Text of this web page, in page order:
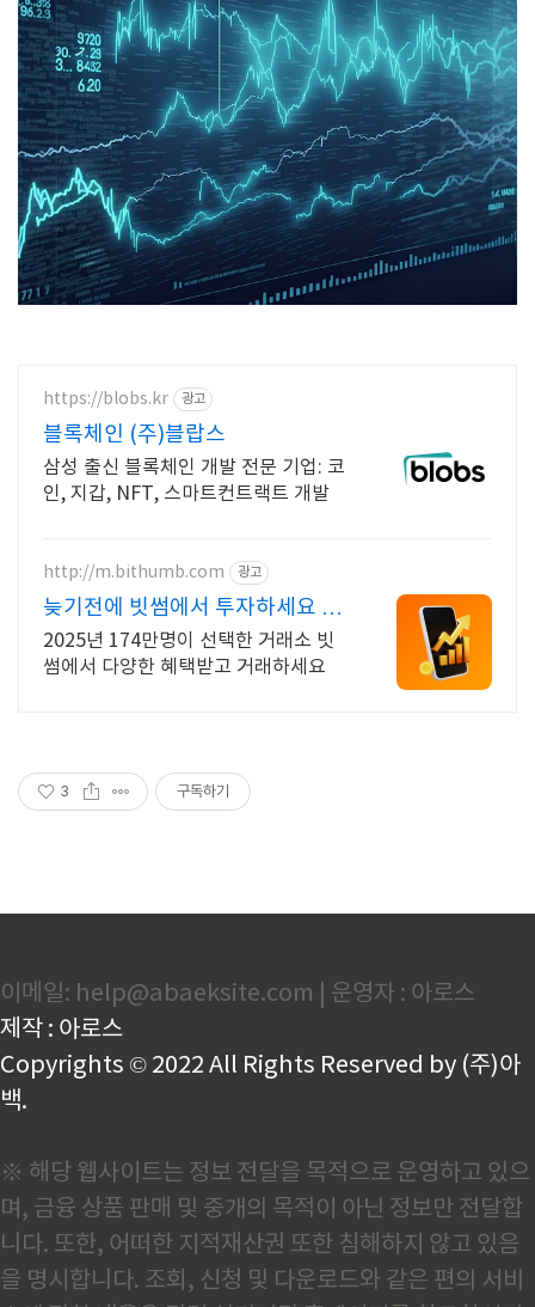
https://blobs.kr 광고
블록체인 (주)블랍스
삼성 출신 블록체인 개발 전문 기업: 코
인, 지갑, NFT, 스마트컨트랙트 개발
http://m.bithumb.com 광고
늦기전에 빗썸에서 투자하세요 신
규 가입 시 5만원 혜택
2025년 174만명이 선택한 거래소 빗
썸에서 다양한 혜택받고 거래하세요
3 구독하기
이메일: help@abaeksite.com | 운영자 : 아로스
제작 : 아로스
Copyrights © 2022 All Rights Reserved by (주)아
백.
※ 해당 웹사이트는 정보 전달을 목적으로 운영하고 있으
며, 금융 상품 판매 및 중개의 목적이 아닌 정보만 전달합
니다. 또한, 어떠한 지적재산권 또한 침해하지 않고 있음
을 명시합니다. 조회, 신청 및 다운로드와 같은 편의 서비